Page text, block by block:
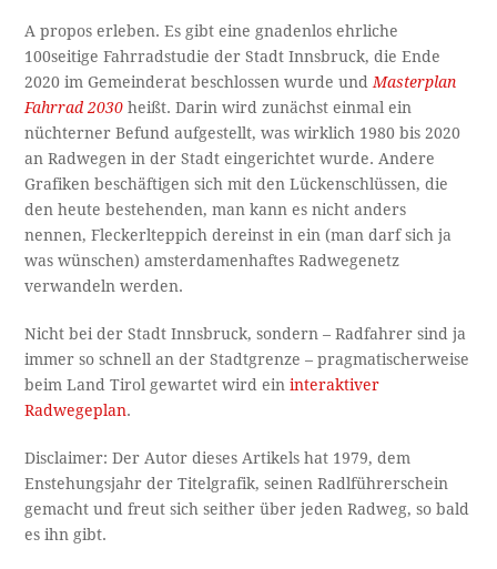
A propos erleben. Es gibt eine gnadenlos ehrliche
100seitige Fahrradstudie der Stadt Innsbruck, die Ende
2020 im Gemeinderat beschlossen wurde undMasterplan
Fahrrad 2030 heißt. Darin wird zunächst einmal ein
nüchterner Befund aufgestellt, was wirklich 1980 bis 2020
an Radwegen in der Stadt eingerichtet wurde. Andere
Grafiken beschäftigen sich mit den Lückenschlüssen, die
den heute bestehenden, man kann es nicht anders
nennen, Fleckerlteppich dereinst in ein (man darf sich ja
was wünschen) amsterdamenhaftes Radwegenetz
verwandeln werden.
Nicht bei der Stadt Innsbruck, sondern – Radfahrer sind ja
immer so schnell an der Stadtgrenze – pragmatischerweise
beim Land Tirol gewartet wird eininteraktiver
Radwegeplan.
Disclaimer: Der Autor dieses Artikels hat 1979, dem
Enstehungsjahr der Titelgrafik, seinen Radlführerschein
gemacht und freut sich seither über jeden Radweg, so bald
es ihn gibt.